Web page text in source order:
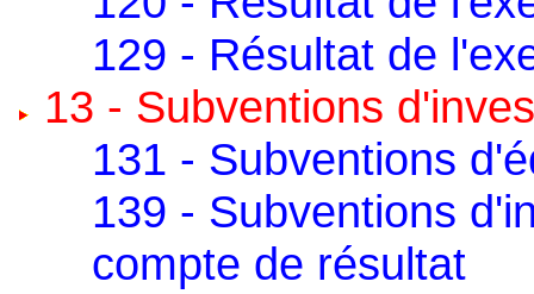
129 - Résultat de
13 - Subventions
131 - Subventions
139 - Subventions
compte de résultat